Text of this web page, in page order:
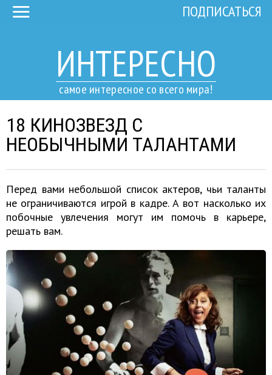
ИНТЕРЕСНО
самое интересное со всего мира!
ПОДПИСАТЬСЯ
18 КИНОЗВЕЗД С
НЕОБЫЧНЫМИ ТАЛАНТАМИ
Перед вами небольшой список актеров, чьи таланты
не ограничиваются игрой в кадре. А вот насколько их
побочные увлечения могут им помочь в карьере,
решать вам.